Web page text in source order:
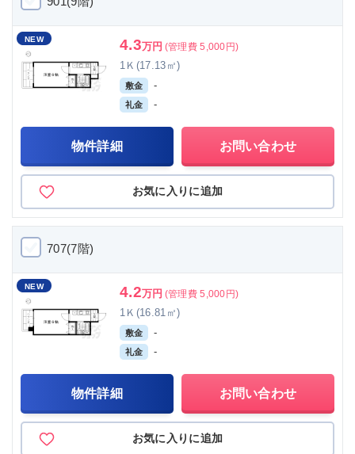
NEW 4.3万円 (管理費 5,000円)
1Ｋ(17.13㎡)
敷金 -
礼金 -
物件詳細 お問い合わせ
お気に入りに追加
707(7階)
NEW 4.2万円 (管理費 5,000円)
1Ｋ(16.81㎡)
敷金 -
礼金 -
物件詳細 お問い合わせ
お気に入りに追加